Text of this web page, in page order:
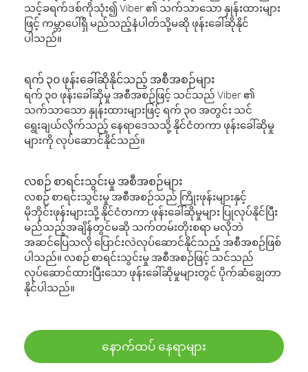
သင့်ခရက်ဒစ်ကိုသုံး၍ Viber ၏ သက်သာသော နှုန်းထားများ
ဖြင့် ကမ္ဘာပေါ်ရှိ မည်သည့်နံပါတ်သို့မဆို ဖုန်းခေါ်ဆိုနိုင်
ပါသည်။
ရက် ၃၀ ဖုန်းခေါ်ဆိုနိုင်သည့် အစီအစဉ်များ
ရက် ၃၀ ဖုန်းခေါ်ဆိုမှု အစီအစဉ်ဖြင့် သင်သည် Viber ၏
သက်သာသော နှုန်းထားများဖြင့် ရက် ၃၀ အတွင်း သင်
ရွေးချယ်လိုက်သည့် နေရာဒေသသို့ နိုင်ငံတကာ ဖုန်းခေါ်ဆိုမှု
များကို လုပ်ဆောင်နိုင်သည်။
လစဉ် စာရင်းသွင်းမှု အစီအစဉ်များ
လစဉ် စာရင်းသွင်းမှု အစီအစဉ်သည် ကြိုးဖုန်းများနှင့်
မိုဘိုင်းဖုန်းများသို့ နိုင်ငံတကာ ဖုန်းခေါ်ဆိုမှုများ ပြုလုပ်နိုင်ပြီး
မည်သည့်အချိန်တွင်မဆို သက်တမ်းတိုးစရာ မလိုဘဲ
အဆင်ပြေသလို ပြောင်းလဲလုပ်ဆောင်နိုင်သည့် အစီအစဉ်ဖြစ်
ပါသည်။ လစဉ် စာရင်းသွင်းမှု အစီအစဉ်ဖြင့် သင်သည်
လုပ်ဆောင်ထားပြီးသော ဖုန်းခေါ်ဆိုမှုများတွင် ပိုက်ဆံချွေတာ
နိုင်ပါသည်။
နောက်ထပ် နေရာများ